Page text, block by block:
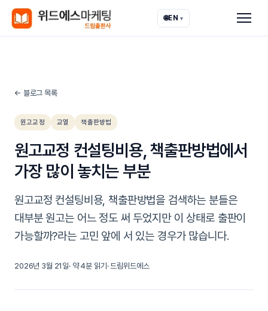
🌐EN ▾
← 블로그 목록
원고교정 교열 책출판방법
원고교정 컨설팅비용, 책출판방법에서
가장 많이 놓치는 부분
원고교정 컨설팅비용, 책출판방법을 검색하는 분들은
대부분 원고는 어느 정도 써 두었지만 이 상태로 출판이
가능할까?라는 고민 앞에 서 있는 경우가 많습니다.
2026년 3월 21일· 약4분 읽기 ·드림위드에스